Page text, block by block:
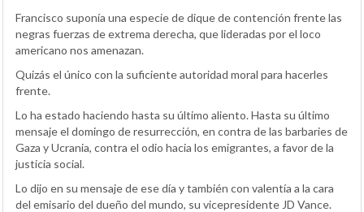
Francisco suponía una especie de dique de contención frente las
negras fuerzas de extrema derecha, que lideradas por el loco
americano nos amenazan.
Quizás el único con la suficiente autoridad moral para hacerles
frente.
Lo ha estado haciendo hasta su último aliento. Hasta su último
mensaje el domingo de resurrección, en contra de las barbaries de
Gaza y Ucrania, contra el odio hacia los emigrantes, a favor de la
justicia social.
Lo dijo en su mensaje de ese día y también con valentía a la cara
del emisario del dueño del mundo, su vicepresidente JD Vance.